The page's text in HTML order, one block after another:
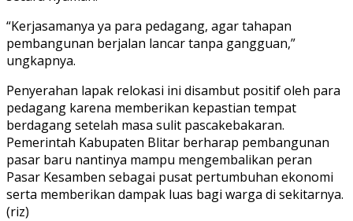
“Kerjasamanya ya para pedagang, agar tahapan
pembangunan berjalan lancar tanpa gangguan,”
ungkapnya.
Penyerahan lapak relokasi ini disambut positif oleh para
pedagang karena memberikan kepastian tempat
berdagang setelah masa sulit pascakebakaran.
Pemerintah Kabupaten Blitar berharap pembangunan
pasar baru nantinya mampu mengembalikan peran
Pasar Kesamben sebagai pusat pertumbuhan ekonomi
serta memberikan dampak luas bagi warga di sekitarnya.
(riz)